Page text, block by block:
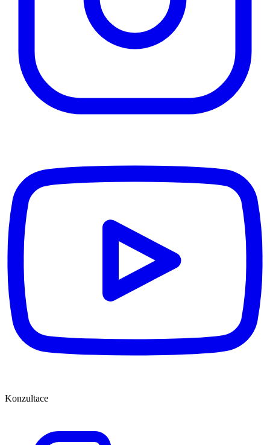
Konzultace